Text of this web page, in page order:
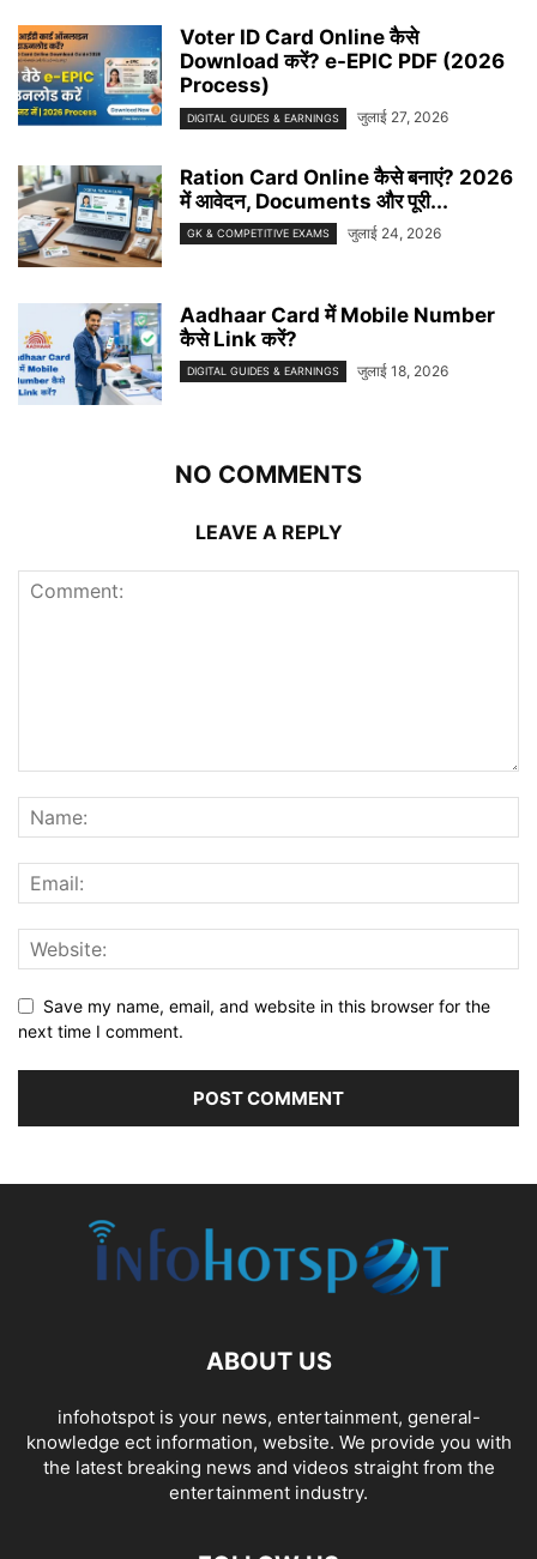
Voter ID Card Online कैसे
Download करें? e-EPIC PDF (2026
Process)
DIGITAL GUIDES & EARNINGS जुलाई 27, 2026
Ration Card Online कैसे बनाएं? 2026
में आवेदन, Documents और पूरी...
GK & COMPETITIVE EXAMS जुलाई 24, 2026
Aadhaar Card में Mobile Number
कैसे Link करें?
DIGITAL GUIDES & EARNINGS जुलाई 18, 2026
NO COMMENTS
LEAVE A REPLY
Save my name, email, and website in this browser for the
next time I comment.
ABOUT US
infohotspot is your news, entertainment, general-
knowledge ect information, website. We provide you with
the latest breaking news and videos straight from the
entertainment industry.